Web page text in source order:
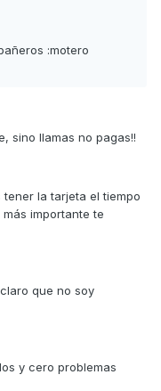
:motero
sino llamas no pagas!!
la tarjeta el tiempo
importante te
que no soy
y cero problemas